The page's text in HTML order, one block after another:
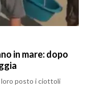
in mare: dopo
loro posto i ciottoli